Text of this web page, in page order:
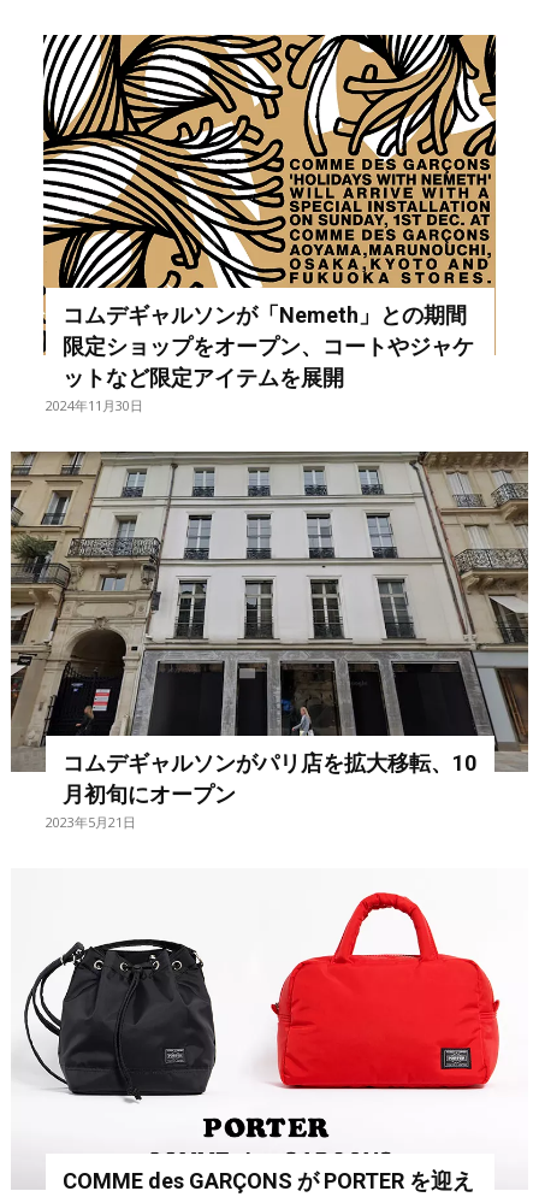
コムデギャルソンが「Nemeth」との期間
限定ショップをオープン、コートやジャケ
ットなど限定アイテムを展開
2024年11月30日
コムデギャルソンがパリ店を拡大移転、10
月初旬にオープン
2023年5月21日
COMME des GARÇONS が PORTER を迎え